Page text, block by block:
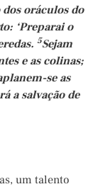
oráculos do
‘Preparai o
5Sejam
e as colinas;
se as
a salvação de
um talento